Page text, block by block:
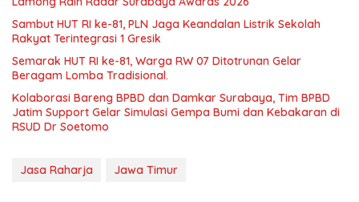
Sambut HUT RI ke-81, PLN Jaga Keandalan Listrik Sekolah
Rakyat Terintegrasi 1 Gresik
Semarak HUT RI ke-81, Warga RW 07 Ditotrunan Gelar
Beragam Lomba Tradisional.
Kolaborasi Bareng BPBD dan Damkar Surabaya, Tim BPBD
Jatim Support Gelar Simulasi Gempa Bumi dan Kebakaran di
RSUD Dr Soetomo
Jasa Raharja Jawa Timur